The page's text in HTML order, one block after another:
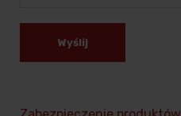
Wyślij